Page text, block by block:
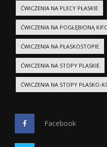
ĆWICZENIA NA PLECY PŁASKIE
ĆWICZENIA NA POGŁĘBIONĄ
ĆWICZENIA NA PŁASKOSTOPIE
ĆWICZENIA NA STOPY PLASKIE
ĆWICZENIA NA STOPY PŁASKO-
Facebook